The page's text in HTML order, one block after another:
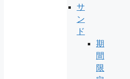
サ
ン
ド
期
間
限